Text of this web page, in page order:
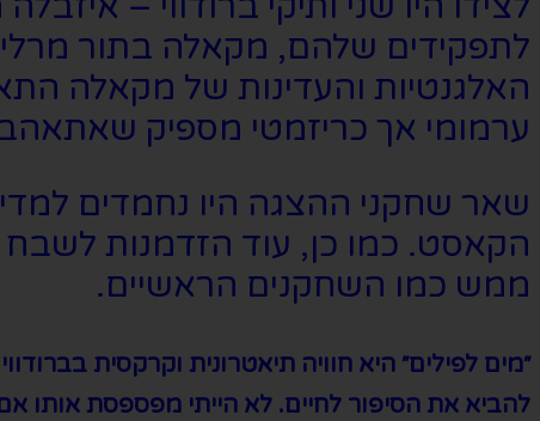
לתפקידים שלהם, מקאלה בתור
האלגנטיות והעדינות של מקאלה
ערמומי אך כריזמטי מספיק
שאר שחקני ההצגה היו נחמדים
הקאסט. כמו כן, עוד הזדמנות
ממש כמו השחקנים הראשיים.
״מים לפילים״ היא חוויה תיאטרונית וקרקסית
להביא את הסיפור לחיים. לא הייתי מפספסת אותו אם